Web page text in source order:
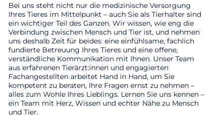
Bei uns steht nicht nur die medizinische Versorgung
Ihres Tieres im Mittelpunkt – auch Sie als Tierhalter sind
ein wichtiger Teil des Ganzen. Wir wissen, wie eng die
Verbindung zwischen Mensch und Tier ist, und nehmen
uns deshalb Zeit für beides: eine einfühlsame, fachlich
fundierte Betreuung Ihres Tieres und eine offene,
verständliche Kommunikation mit Ihnen. Unser Team
aus erfahrenen Tierärzt:innen und engagierten
Fachangestellten arbeitet Hand in Hand, um Sie
kompetent zu beraten, Ihre Fragen ernst zu nehmen –
alles zum Wohle Ihres Lieblings. Lernen Sie uns kennen –
ein Team mit Herz, Wissen und echter Nähe zu Mensch
und Tier.